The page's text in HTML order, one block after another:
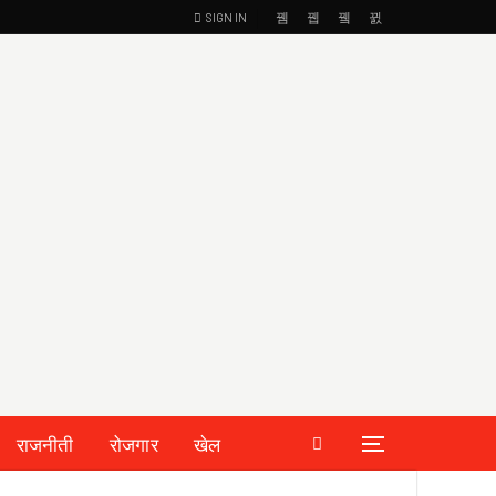
SIGN IN
राजनीती रोजगार
खेल